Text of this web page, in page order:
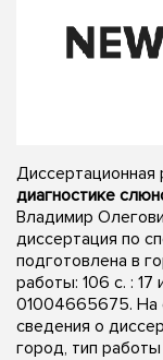
Диссертационная
диагностике
Владимир
диссертация по
подготовлена в
работы: 106 с. : 17
01004665675. На
сведения о
город, тип